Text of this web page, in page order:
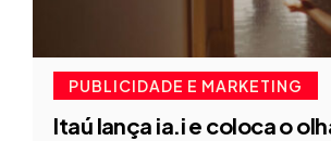
PUBLICIDADE E MARKETING
Itaú lança ia.i e coloca o